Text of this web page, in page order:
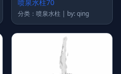
喷泉水柱70
分类：喷泉水柱 | by: qing